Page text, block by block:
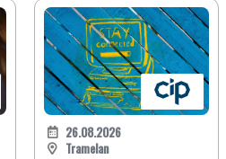
26.08.2026
Tramelan